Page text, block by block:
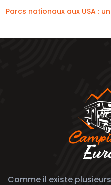
Parcs nationaux aux USA :
Comme il existe